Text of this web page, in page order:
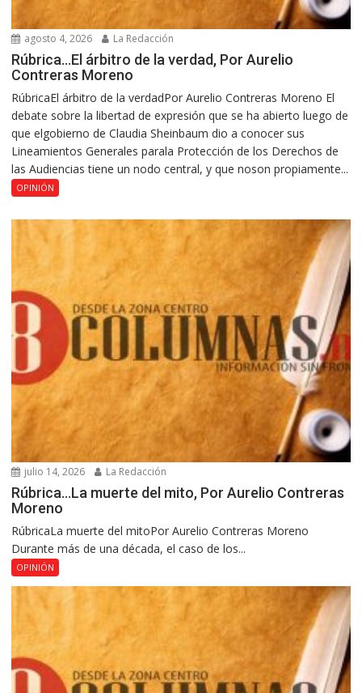
agosto 4, 2026 La Redacción
Rúbrica…El árbitro de la verdad, Por Aurelio
Contreras Moreno
RúbricaEl árbitro de la verdadPor Aurelio Contreras Moreno El
debate sobre la libertad de expresión que se ha abierto luego de
que elgobierno de Claudia Sheinbaum dio a conocer sus
Lineamientos Generales parala Protección de los Derechos de
las Audiencias tiene un nodo central, y que noson propiamente...
OPINIÓN
julio 14, 2026 La Redacción
Rúbrica…La muerte del mito, Por Aurelio Contreras
Moreno
RúbricaLa muerte del mitoPor Aurelio Contreras Moreno
Durante más de una década, el caso de los...
OPINIÓN